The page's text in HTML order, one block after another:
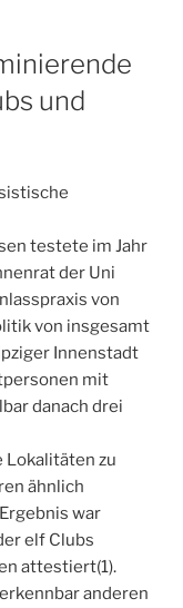
und
testete im Jahr
der Uni
von
von insgesamt
Innenstadt
mit
danach drei
zu
ähnlich
war
elf Clubs
attestiert(1).
anderen